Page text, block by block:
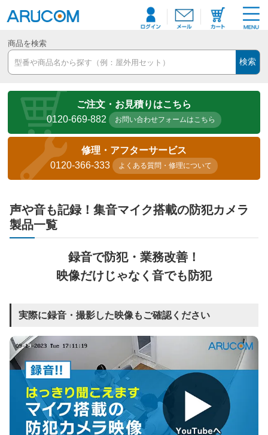
商品を検索
検索
ご注文・お見積りはこちら
0120-669-882
お問い合わせフォームはこちら
修理・アフターサービス
0120-366-333
よくある質問・修理について
声や音も記録！集音マイク搭載の防犯カメラ
製品一覧
録音で防犯・業務改善！
映像だけじゃなく音でも防犯
実際に録音・撮影した映像もご確認ください